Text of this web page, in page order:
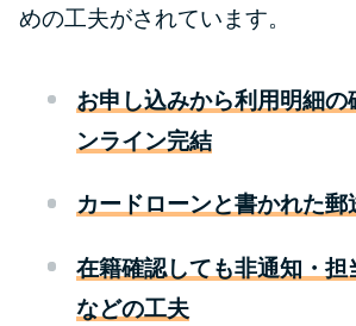
最速！最短40分
種類や特徴で探す
銀行カードロー
の理由
めの工夫がされています。
お申し込みから利用明細の
ンライン完結
カードローンと書かれた郵
在籍確認しても非通知・担
などの工夫